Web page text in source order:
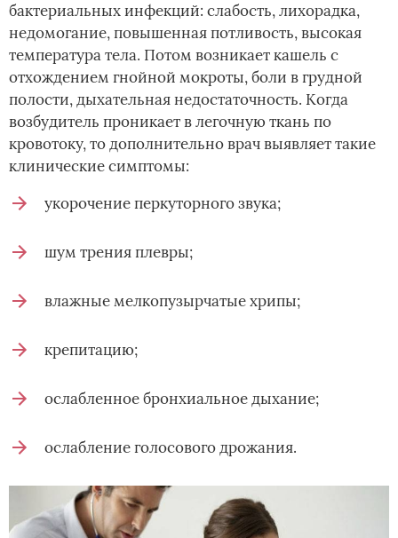
бактериальных инфекций: слабость, лихорадка,
недомогание, повышенная потливость, высокая
температура тела. Потом возникает кашель с
отхождением гнойной мокроты, боли в грудной
полости, дыхательная недостаточность. Когда
возбудитель проникает в легочную ткань по
кровотоку, то дополнительно врач выявляет такие
клинические симптомы:
укорочение перкуторного звука;
шум трения плевры;
влажные мелкопузырчатые хрипы;
крепитацию;
ослабленное бронхиальное дыхание;
ослабление голосового дрожания.